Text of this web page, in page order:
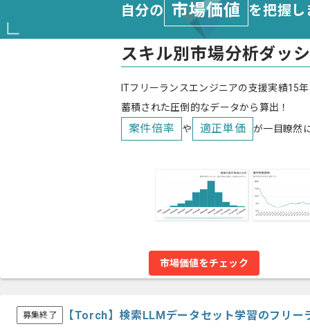
自分の 市場価値 を把握
スキル別市場分析ダッ
ITフリーランスエンジニアの支援実績15
蓄積された圧倒的なデータから算出！
案件倍率 や 適正単価 が一目瞭然
市場価値をチェック
募集終了 【Torch】検索LLMデータセット学習のフリー